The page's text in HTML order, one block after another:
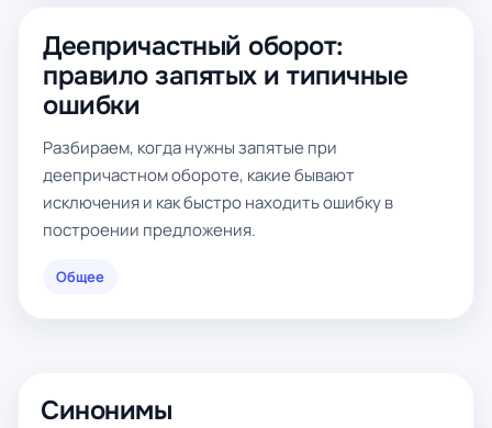
Деепричастный оборот:
правило запятых и типичные
ошибки
Разбираем, когда нужны запятые при
деепричастном обороте, какие бывают
исключения и как быстро находить ошибку в
построении предложения.
Общее
Синонимы